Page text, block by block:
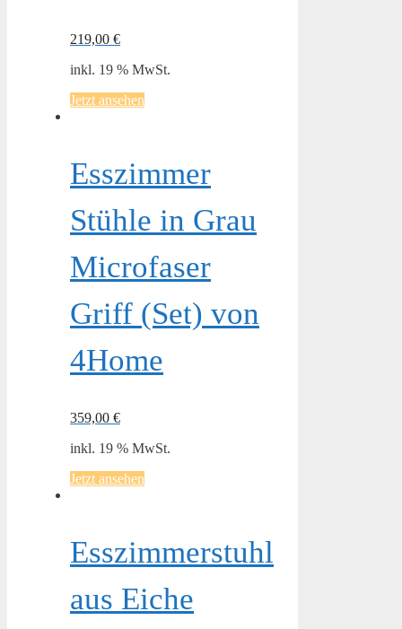
219,00 €
inkl. 19 % MwSt.
Jetzt ansehen
Esszimmer
Stühle in Grau
Microfaser
Griff (Set) von
4Home
359,00 €
inkl. 19 % MwSt.
Jetzt ansehen
Esszimmerstuhl
aus Eiche